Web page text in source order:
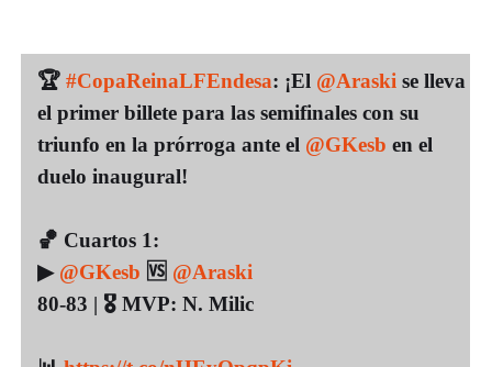
🏆 #CopaReinaLFEndesa: ¡El @Araski se lleva
el primer billete para las semifinales con su
triunfo en la prórroga ante el @GKesb en el
duelo inaugural!
🏀 Cuartos 1:
▶ @GKesb 🆚 @Araski
80-83 | 🎖 MVP: N. Milic